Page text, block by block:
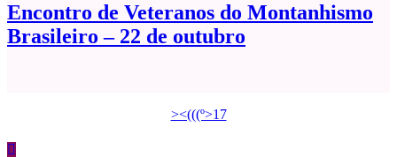
Encontro de Veteranos do Montanhismo
Brasileiro – 22 de outubro
><(((º>17